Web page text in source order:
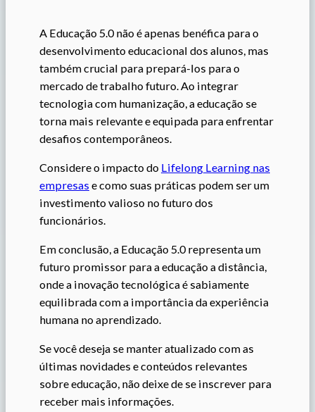
A Educação 5.0 não é apenas benéfica para o
desenvolvimento educacional dos alunos, mas
também crucial para prepará-los para o
mercado de trabalho futuro. Ao integrar
tecnologia com humanização, a educação se
torna mais relevante e equipada para enfrentar
desafios contemporâneos.
Considere o impacto do Lifelong Learning nas
empresase como suas práticas podem ser um
investimento valioso no futuro dos
funcionários.
Em conclusão, a Educação 5.0 representa um
futuro promissor para a educação a distância,
onde a inovação tecnológica é sabiamente
equilibrada com a importância da experiência
humana no aprendizado.
Se você deseja se manter atualizado com as
últimas novidades e conteúdos relevantes
sobre educação, não deixe de se inscrever para
receber mais informações.